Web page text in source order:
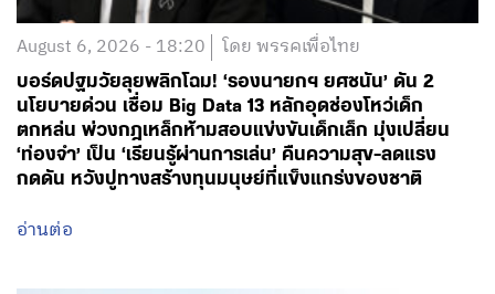
August 6, 2026 - 18:20 โดย พรรคเพื่อไทย
บอร์ดปฐมวัยลุยพลิกโฉม! ‘รองนายกฯ ยศชนัน’ ดัน 2
นโยบายด่วน เชื่อม Big Data 13 หลักอุดช่องโหว่เด็ก
ตกหล่น พ่วงกฎเหล็กห้ามสอบแข่งขันเด็กเล็ก มุ่งเปลี่ยน
‘ท่องจำ’ เป็น ‘เรียนรู้ผ่านการเล่น’ คืนความสุข-ลดแรง
กดดัน หวังปูทางสร้างทุนมนุษย์ที่แข็งแกร่งของชาติ
อ่านต่อ